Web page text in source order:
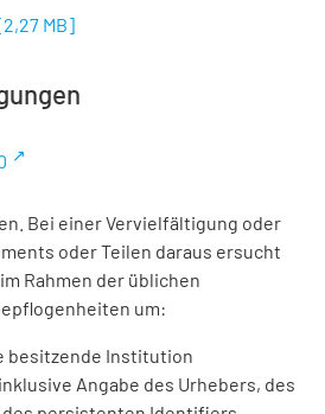
2,27 MB]
Bei einer Vervielfältigung oder
oder Teilen daraus ersucht
Rahmen der üblichen
um:
besitzende Institution
Angabe des Urhebers, des